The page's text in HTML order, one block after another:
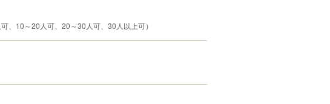
、10～20人可、20～30人可、30人以上可）